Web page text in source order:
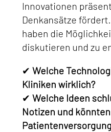
Innovationen
Denkansätze
haben die
diskutieren und zu
✔ Welche
Kliniken wirklich?
✔ Welche Ideen
Notizen und